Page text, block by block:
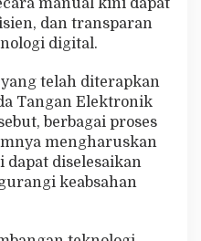
manual kini dapat
dan transparan
digital.
telah diterapkan
Tangan Elektronik
berbagai proses
mengharuskan
diselesaikan
keabsahan